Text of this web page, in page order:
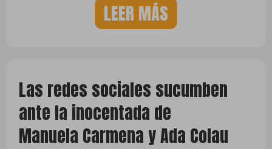
LEER MÁS
Las redes sociales sucumben
ante la inocentada de
Manuela Carmena y Ada Colau